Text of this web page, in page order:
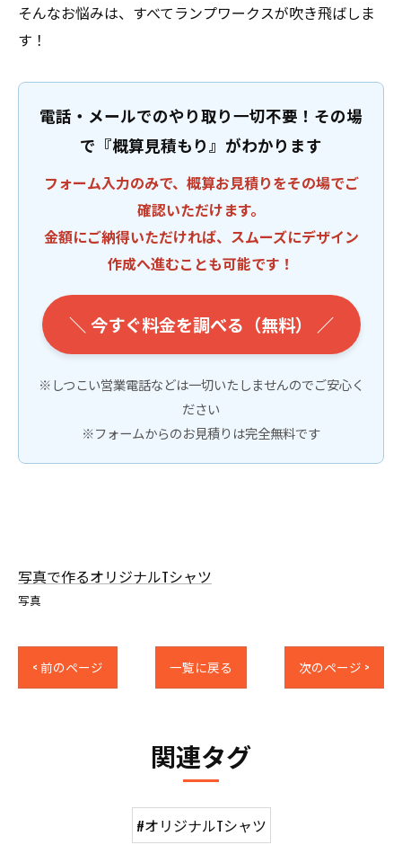
そんなお悩みは、すべてランプワークスが吹き飛ばしま
す！
電話・メールでのやり取り一切不要！その場
で『概算見積もり』がわかります
フォーム入力のみで、概算お見積りをその場でご
確認いただけます。
金額にご納得いただければ、スムーズにデザイン
作成へ進むことも可能です！
＼ 今すぐ料金を調べる（無料） ／
※しつこい営業電話などは一切いたしませんのでご安心く
ださい
※フォームからのお見積りは完全無料です
写真で作るオリジナルTシャツ
写真
< 前のページ 一覧に戻る 次のページ >
関連タグ
#オリジナルTシャツ